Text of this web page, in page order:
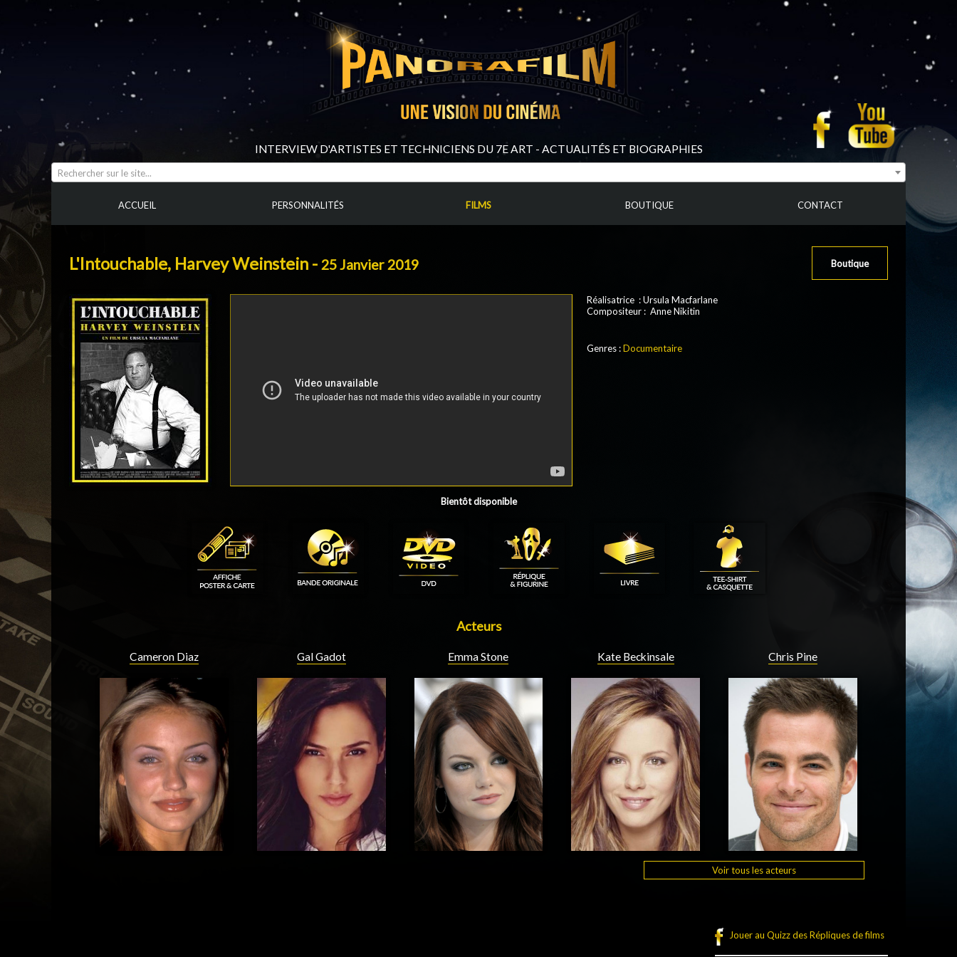
INTERVIEW D'ARTISTES ET TECHNICIENS DU 7E ART - ACTUALITÉS ET BIOGRAPHIES
Rechercher sur le site...
ACCUEIL PERSONNALITÉS FILMS BOUTIQUE CONTACT
L'Intouchable, Harvey Weinstein - 25 Janvier 2019 Boutique
Réalisatrice : Ursula Macfarlane
Compositeur : Anne Nikitin
Genres :Documentaire
Bientôt disponible
Acteurs
Cameron Diaz Gal Gadot Emma Stone Kate Beckinsale Chris Pine
Voir tous les acteurs
Jouer au Quizz des Répliques de films